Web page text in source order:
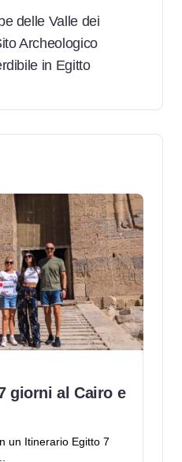
delle Valle dei
Archeologico
in Egitto
giorni al Cairo e
un Itinerario Egitto 7